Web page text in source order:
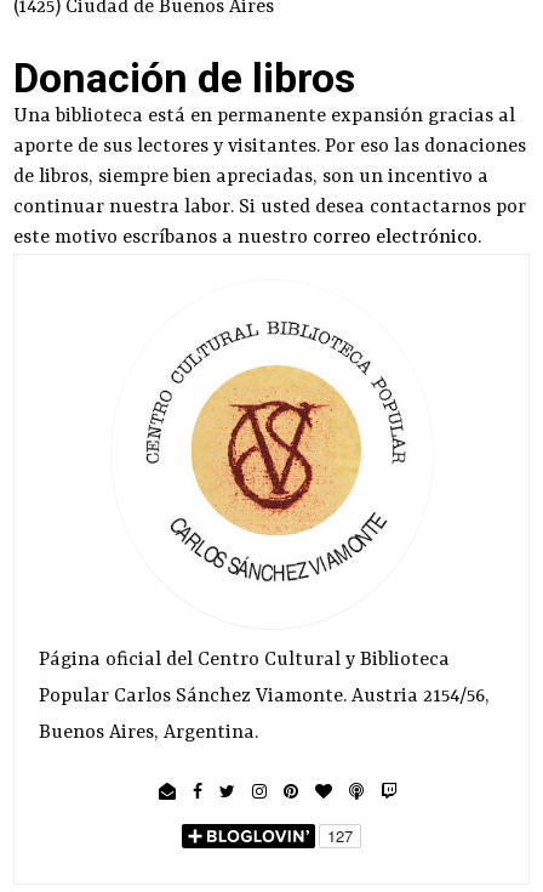
(1425) Ciudad de Buenos Aires
Donación de libros
Una biblioteca está en permanente expansión gracias al
aporte de sus lectores y visitantes. Por eso las donaciones
de libros, siempre bien apreciadas, son un incentivo a
continuar nuestra labor. Si usted desea contactarnos por
este motivo escríbanos a nuestro correo electrónico.
Página oficial del Centro Cultural y Biblioteca
Popular Carlos Sánchez Viamonte. Austria 2154/56,
Buenos Aires, Argentina.